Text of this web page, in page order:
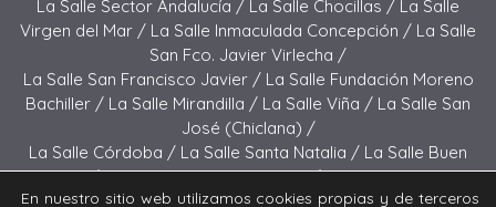
La Salle Sector Andalucía / La Salle Chocillas / La Salle
Virgen del Mar / La Salle Inmaculada Concepción / La Salle
San Fco. Javier Virlecha /
La Salle San Francisco Javier / La Salle Fundación Moreno
Bachiller / La Salle Mirandilla / La Salle Viña / La Salle San
José (Chiclana) /
La Salle Córdoba / La Salle Santa Natalia / La Salle Buen
Pastor /La Salle Sagrado Corazón /La Salle San José
(Jerez) / La Salle El Carmen (Melilla) /
En nuestro sitio web utilizamos cookies propias y de terceros